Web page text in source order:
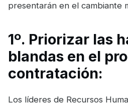
presentarán en el cambiante
1º. Priorizar las
blandas en el
contratación:
Los líderes de Recursos